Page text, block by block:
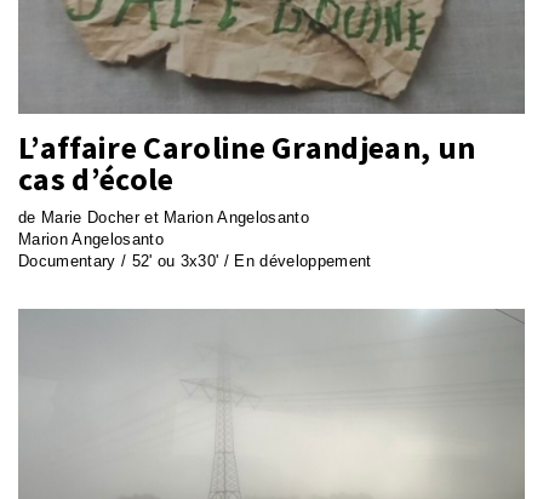
L’affaire Caroline Grandjean, un
cas d’école
de Marie Docher et Marion Angelosanto
Marion Angelosanto
Documentary / 52' ou 3x30' / En développement